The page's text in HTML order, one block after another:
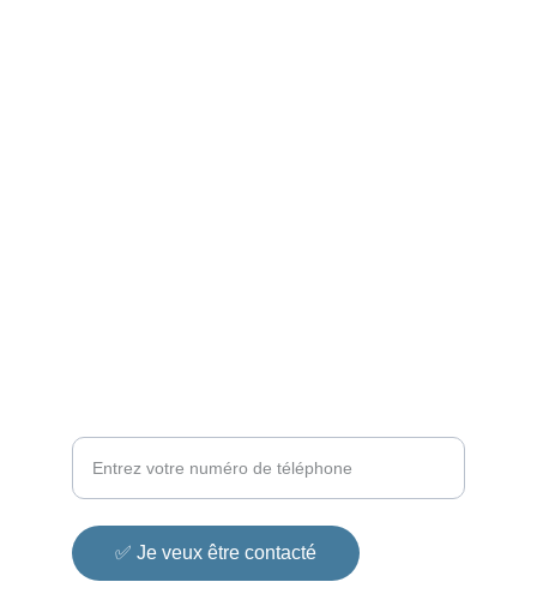
✅ Je veux être contacté